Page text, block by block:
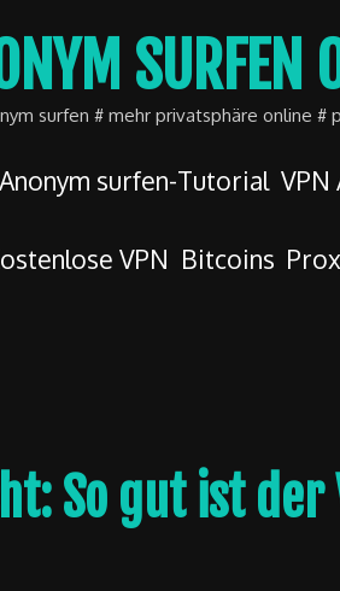
SURFEN
surfen # mehr privatsphäre online #
Anonym surfen-Tutorial VPN
VPN Bitcoins
So gut ist der